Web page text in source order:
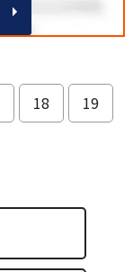
18
19